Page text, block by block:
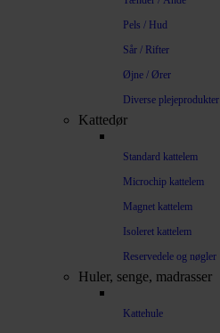
Pels / Hud
Sår / Rifter
Øjne / Ører
Diverse plejeprodukter
Kattedør
Standard kattelem
Microchip kattelem
Magnet kattelem
Isoleret kattelem
Reservedele og nøgler
Huler, senge, madrasser
Kattehule